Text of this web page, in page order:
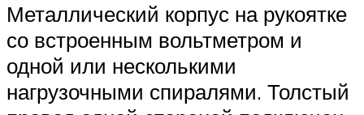
Металлический корпус на рукоятке
со встроенным вольтметром и
одной или несколькими
нагрузочными спиралями. Толстый